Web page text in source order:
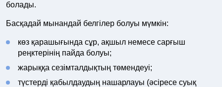
болады.
Басқадай мынандай белгілер болуы мүмкін:
көз қарашығында сұр, ақшыл немесе сарғыш
реңктерінің пайда болуы;
жарыққа сезімталдықтың төмендеуі;
түстерді қабылдаудың нашарлауы (әсіресе суық